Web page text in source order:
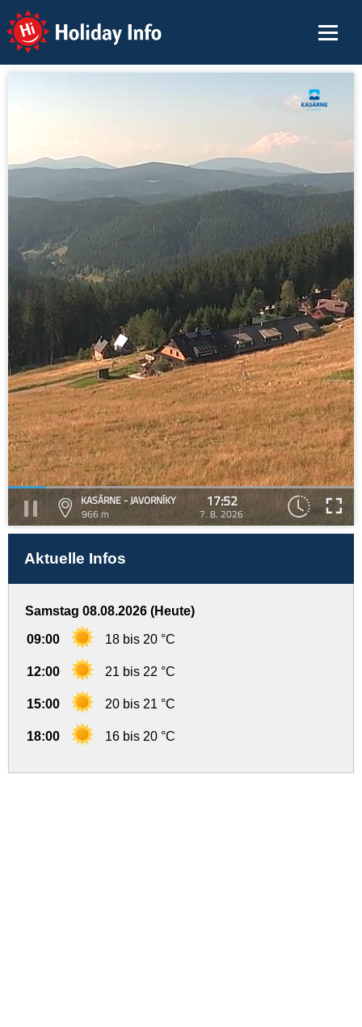
Holiday Info
KASÁRNE - JAVORNÍKY
966 m
17:52
7. 8. 2026
Aktuelle Infos
Samstag 08.08.2026 (Heute)
09:00 18 bis 20 °C
12:00 21 bis 22 °C
15:00 20 bis 21 °C
18:00 16 bis 20 °C